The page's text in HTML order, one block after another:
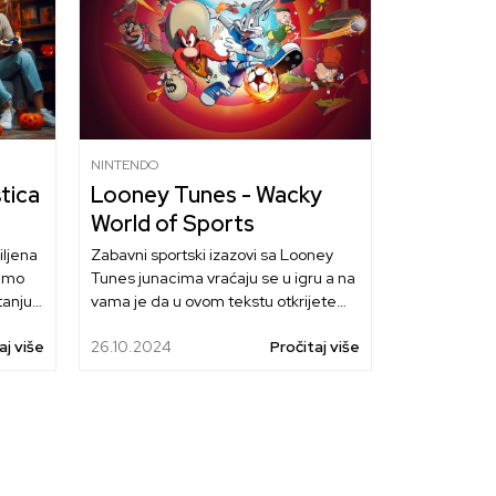
više
NINTENDO
Looney Tunes - Wacky
World of Sports
Zabavni sportski izazovi sa Looney
Tunes junacima vraćaju se u igru a na
vama je da u ovom tekstu otkrijete
verzije tenisa, golfa, fudbala i košarke
26.10.2024 Pročitaj više